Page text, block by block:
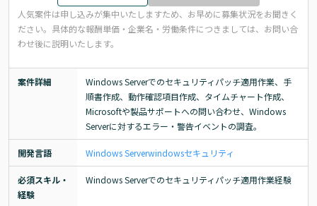
人気案件は申し込みが集中いたしますため、お早めに募集状況をお聞きく
ださい。 具体的な報酬単価・企業名・労働条件につきましては、お問い合
わせ後に説明いたします。
案件詳細
Windows Serverでのセキュリティパッチ適用作業、手
順書作成、動作確認項目作成、タイムチャート作成、
Microsoftや製品サポートへの問い合わせ、Windows
Serverに対するエラー・警告イベントの調査。
開発言語 Windows Serverwindowsセキュリティ
必須スキル・
経験
Windows Serverでのセキュリティパッチ適用作業経験